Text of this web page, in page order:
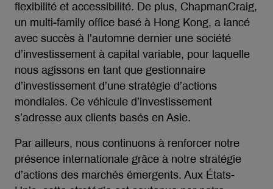
flexibilité et accessibilité. De plus, ChapmanCraig,
un multi-family office basé à Hong Kong, a lancé
avec succès à l’automne dernier une société
d’investissement à capital variable, pour laquelle
nous agissons en tant que gestionnaire
d’investissement d’une stratégie d’actions
mondiales. Ce véhicule d’investissement
s’adresse aux clients basés en Asie.
Par ailleurs, nous continuons à renforcer notre
présence internationale grâce à notre stratégie
d’actions des marchés émergents. Aux États-